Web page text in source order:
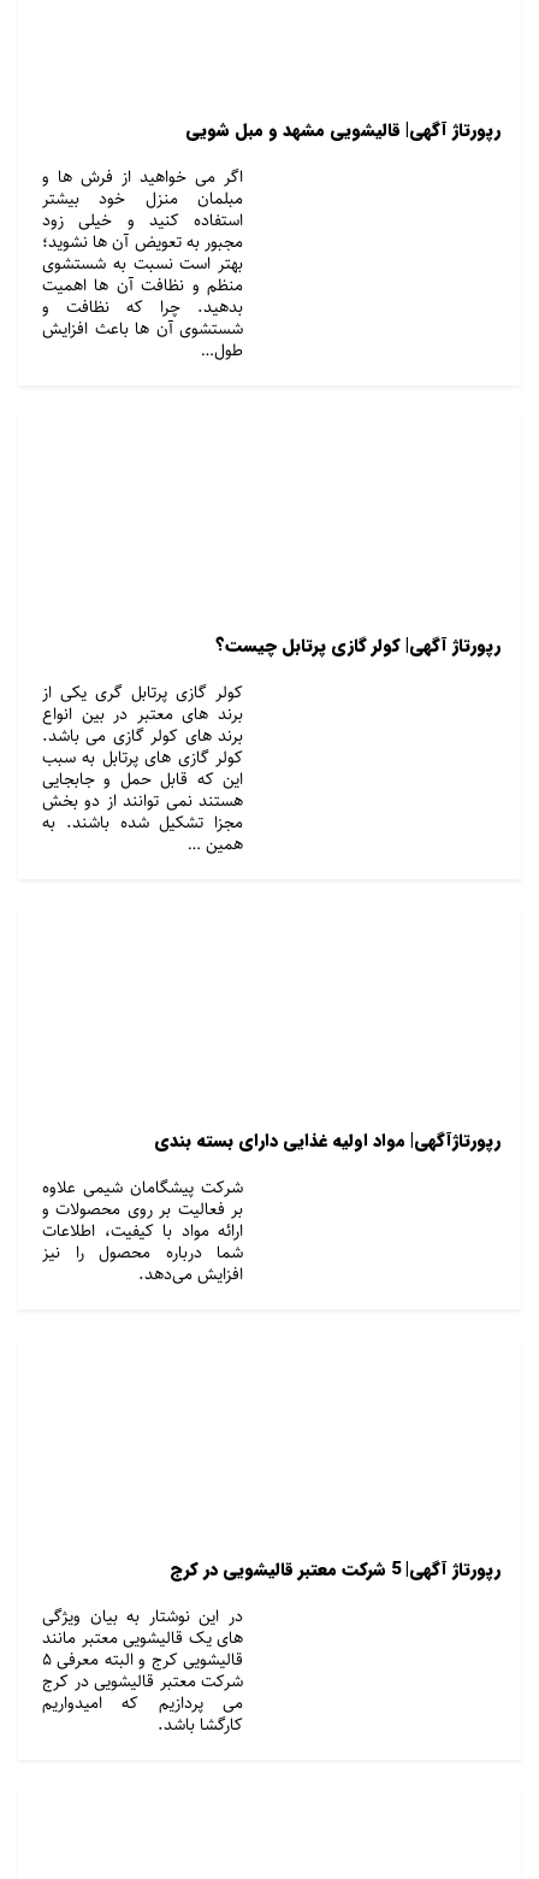
رپورتاژ آگهی| قالیشویی مشهد و مبل شویی
اگر می خواهید از فرش ها و
مبلمان منزل خود بیشتر
استفاده کنید و خیلی زود
مجبور به تعویض آن ها نشوید؛
بهتر است نسبت به شستشوی
منظم و نظافت آن ها اهمیت
بدهید. چرا که نظافت و
شستشوی آن ها باعث افزایش
طول…
رپورتاژ آگهی| کولر گازی پرتابل چیست؟
کولر گازی پرتابل گری یکی از
برند های معتبر در بین انواع
برند های کولر گازی می باشد.
کولر گازی های پرتابل به سبب
این که قابل حمل و جابجایی
هستند نمی ‌توانند از دو بخش
مجزا تشکیل شده باشند. به
همین …
رپورتاژآگهی| مواد اولیه غذایی دارای بسته بندی
شرکت پیشگامان شیمی علاوه
بر فعالیت بر روی محصولات و
ارائه مواد با کیفیت، اطلاعات
شما درباره محصول را نیز
افزایش می‌دهد.
رپورتاژ آگهی| 5 شرکت معتبر قالیشویی در کرج
در این نوشتار به بیان ویژگی
های یک قالیشویی معتبر مانند
قالیشویی کرج و البته معرفی 5
شرکت معتبر قالیشویی در کرج
می پردازیم که امیدواریم
کارگشا باشد.